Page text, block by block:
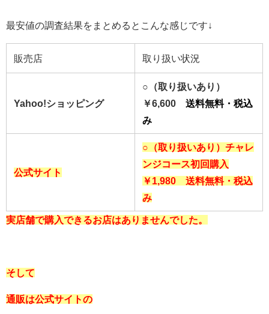
最安値の調査結果をまとめるとこんな感じです↓
販売店 取り扱い状況
Yahoo!ショッピング
○（取り扱いあり）
￥6,600 送料無料・税込
み
公式サイト
○（取り扱いあり）チャレ
ンジコース初回購入
￥1,980 送料無料・税込
み
実店舗で購入できるお店はありませんでした。
そして
通販は公式サイトの